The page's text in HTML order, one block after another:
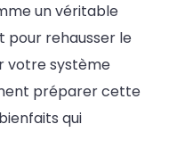
un véritable
pour rehausser le
votre système
préparer cette
qui